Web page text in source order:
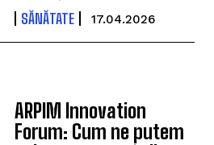
SĂNĂTATE 17.04.2026
ARPIM Innovation
Forum: Cum ne putem